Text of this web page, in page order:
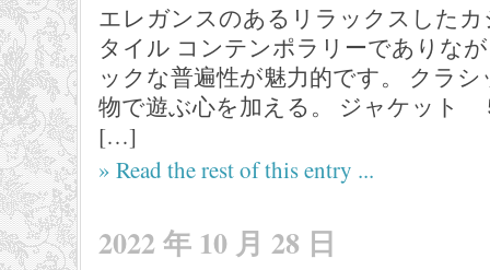
エレガンスのあるリラックスした
タイル コンテンポラリーでありな
ックな普遍性が魅力的です。 クラ
物で遊ぶ心を加える。 ジャケッ
[…]
» Read the rest of this entry ...
2022 年 10 月 28 日